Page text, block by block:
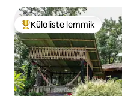
Külaliste suur lemmik
Külaliste lemmik